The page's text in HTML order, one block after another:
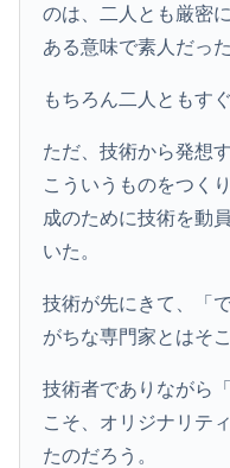
のは、二人とも厳密
ある意味で素人だっ
もちろん二人ともす
ただ、技術から発想
こういうものをつく
成のために技術を動
いた。
技術が先にきて、「
がちな専門家とはそ
技術者でありながら
こそ、オリジナリテ
たのだろう。